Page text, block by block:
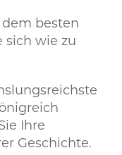
besten
sich wie zu
Ihre
Geschichte.